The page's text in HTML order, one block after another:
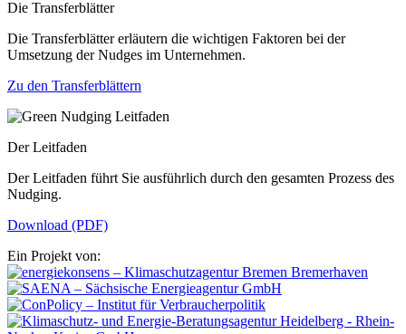
Die Transferblätter
Die Transferblätter erläutern die wichtigen Faktoren bei der
Umsetzung der Nudges im Unternehmen.
Zu den Transferblättern
Der Leitfaden
Der Leitfaden führt Sie ausführlich durch den gesamten Prozess des
Nudging.
Download (PDF)
Ein Projekt von: